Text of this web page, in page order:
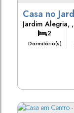
Jardim Alegria ,
2
Dormitório(s)